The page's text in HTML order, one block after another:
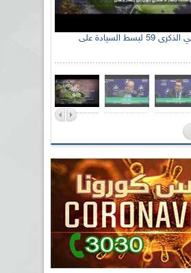
الإذاعة الجزائرية تحي الذكرى 59 لبسط السيادة على